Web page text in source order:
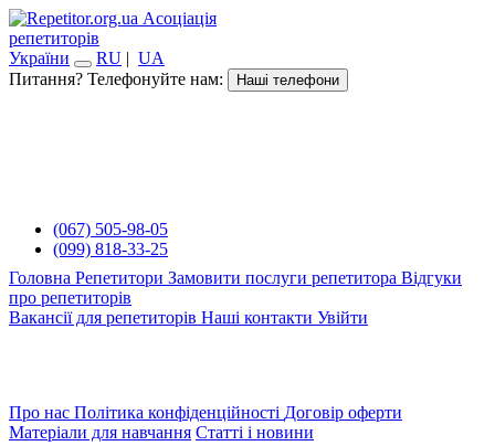
Асоціація
репетиторів
України
RU | UA
Питання? Телефонуйте нам:
Наші телефони
(067) 505-98-05
(099) 818-33-25
Головна Репетитори Замовити послуги репетитора Відгуки
про репетиторів
Вакансії для репетиторів Наші контакти Увійти
Про нас Політика конфіденційності Договір оферти
Матеріали для навчання Статті і новини